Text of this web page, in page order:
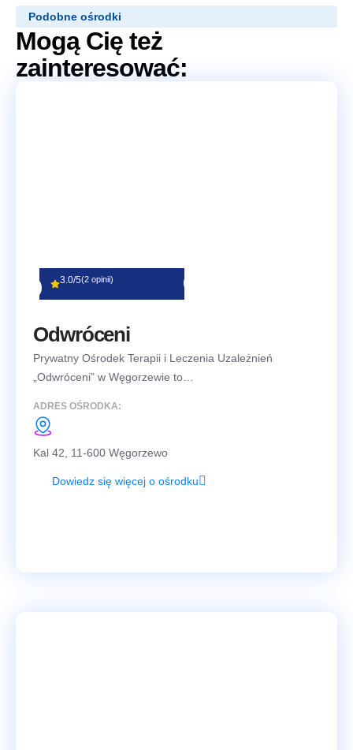
Podobne ośrodki
Mogą Cię też
zainteresować:
3.0/5(2 opinii)
Odwróceni
Prywatny Ośrodek Terapii i Leczenia Uzależnień
„Odwróceni” w Węgorzewie to…
ADRES OŚRODKA:
Kal 42, 11-600 Węgorzewo
Dowiedz się więcej o ośrodku